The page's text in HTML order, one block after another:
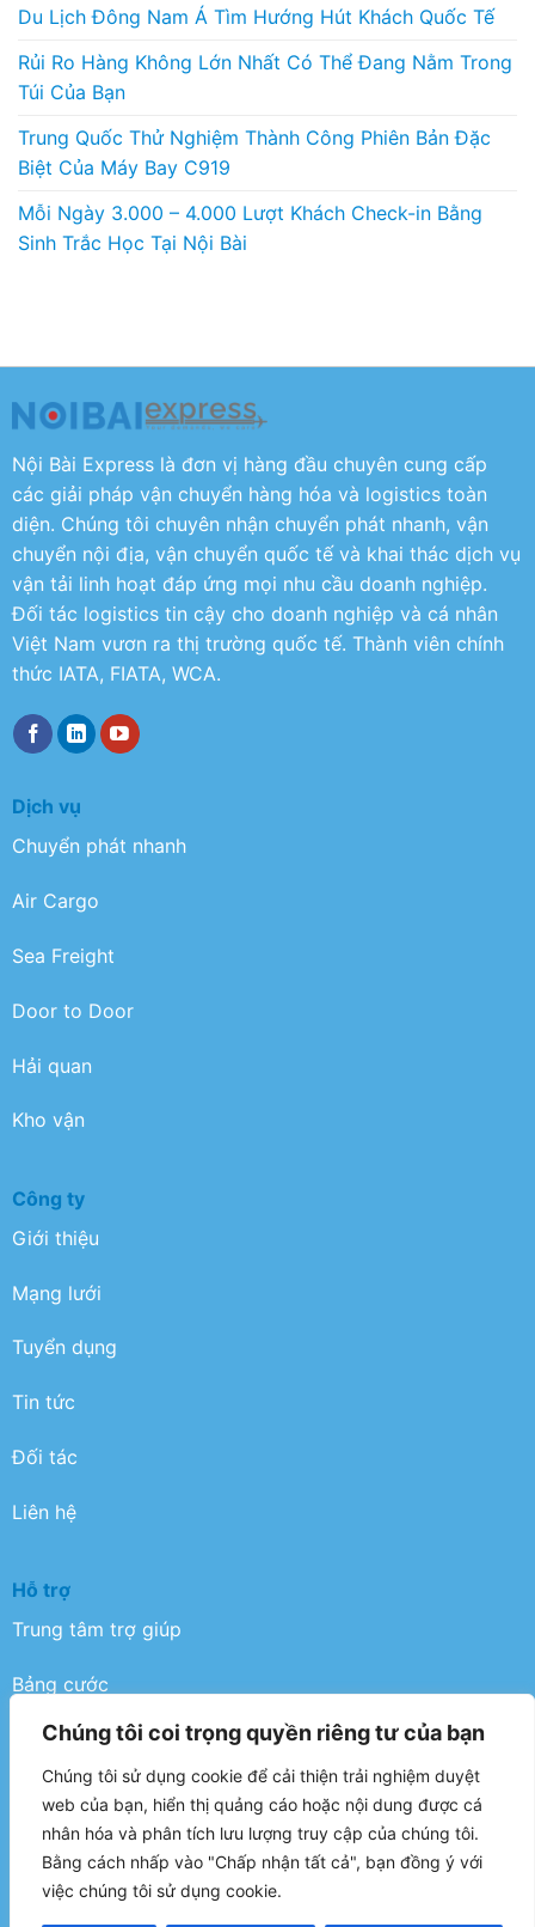
Chúng tôi coi trọng quyền riêng tư của bạn
Chúng tôi sử dụng cookie để cải thiện trải nghiệm duyệt
web của bạn, hiển thị quảng cáo hoặc nội dung được cá
nhân hóa và phân tích lưu lượng truy cập của chúng tôi.
Bằng cách nhấp vào "Chấp nhận tất cả", bạn đồng ý với
việc chúng tôi sử dụng cookie.
Du Lịch Đông Nam Á Tìm Hướng Hút Khách Quốc Tế
Rủi Ro Hàng Không Lớn Nhất Có Thể Đang Nằm Trong
Túi Của Bạn
Trung Quốc Thử Nghiệm Thành Công Phiên Bản Đặc
Biệt Của Máy Bay C919
Mỗi Ngày 3.000 – 4.000 Lượt Khách Check-in Bằng
Sinh Trắc Học Tại Nội Bài
Nội Bài Express là đơn vị hàng đầu chuyên cung cấp
các giải pháp vận chuyển hàng hóa và logistics toàn
diện. Chúng tôi chuyên nhận chuyển phát nhanh, vận
chuyển nội địa, vận chuyển quốc tế và khai thác dịch vụ
vận tải linh hoạt đáp ứng mọi nhu cầu doanh nghiệp.
Đối tác logistics tin cậy cho doanh nghiệp và cá nhân
Việt Nam vươn ra thị trường quốc tế. Thành viên chính
thức IATA, FIATA, WCA.
Dịch vụ
Chuyển phát nhanh
Air Cargo
Sea Freight
Door to Door
Hải quan
Kho vận
Công ty
Giới thiệu
Mạng lưới
Tuyển dụng
Tin tức
Đối tác
Liên hệ
Hỗ trợ
Trung tâm trợ giúp
Bảng cước
Điều khoản
Chính sách bảo mật